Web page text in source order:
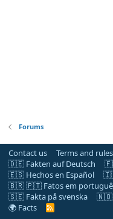
Forums
Contact us Terms and rules
🇩🇪 Fakten auf Deutsch
🇪🇸 Hechos en Español
🇧🇷 🇵🇹 Fatos em
🇸🇪 Fakta på svenska
🇳🇴
🌍 Facts
R